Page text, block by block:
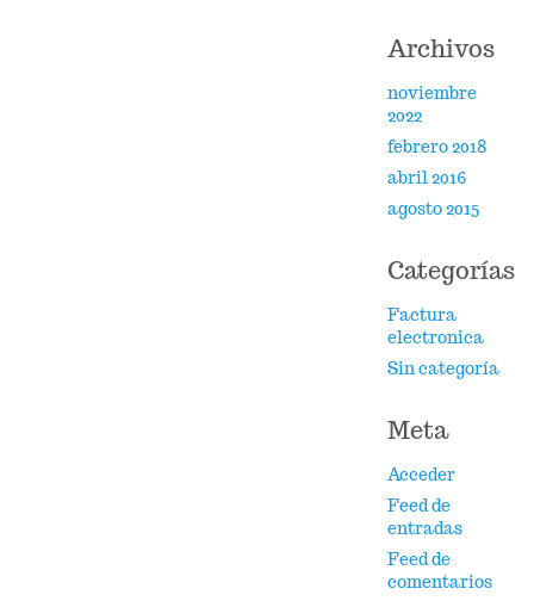
Archivos
noviembre
2022
febrero 2018
abril 2016
agosto 2015
Categorías
Factura
electronica
Sin categoría
Meta
Acceder
Feed de
entradas
Feed de
comentarios